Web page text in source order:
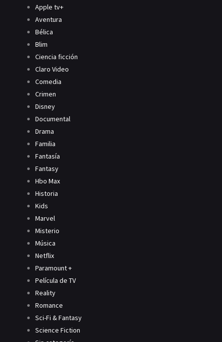
Apple tv+
Aventura
Bélica
Blim
Ciencia ficción
Claro Video
Comedia
Crimen
Disney
Documental
Drama
Familia
Fantasía
Fantasy
Hbo Max
Historia
Kids
Marvel
Misterio
Música
Netflix
Paramount +
Película de TV
Reality
Romance
Sci-Fi & Fantasy
Science Fiction